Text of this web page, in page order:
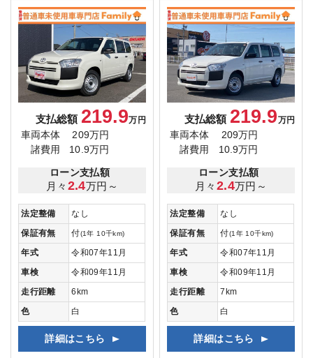
支払総額 219.9万円
車両本体
209万円
諸費用
10.9万円
ローン支払額
月々 2.4万円～
法定整備
なし
保証有無
付(1年 10千km)
年式
令和07年11月
車検
令和09年11月
走行距離
6km
色
白
詳細はこちら
支払総額 219.9万円
車両本体
209万円
諸費用
10.9万円
ローン支払額
月々 2.4万円～
法定整備
なし
保証有無
付(1年 10千km)
年式
令和07年11月
車検
令和09年11月
走行距離
7km
色
白
詳細はこちら